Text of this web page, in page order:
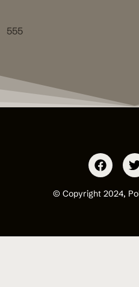
555
© Copyright 2024,